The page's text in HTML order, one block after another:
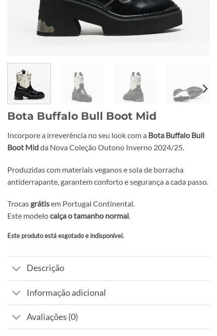
Bota Buffalo Bull Boot Mid
Incorpore a irreverência no seu look com a Bota Buffalo Bull
Boot Midda Nova Coleção Outono Inverno 2024/25.
Produzidas com materiais veganos e sola de borracha
antiderrapante, garantem conforto e segurança a cada passo.
Trocas grátisem Portugal Continental.
Este modelocalça o tamanho normal.
Este produto está esgotado e indisponível.
Alternative:
Descrição
Informação adicional
Avaliações (0)